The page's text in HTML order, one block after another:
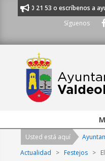
al 91 620 21 53 o escríbenos a
Síguenos
Navigation
Usted está aquí
Actualidad
> Festejos >